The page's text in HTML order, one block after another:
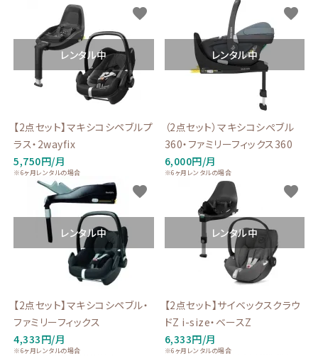
レンタル中
【2点セット】マキシコシペブルプ
ラス・2wayfix
5,750円/月
※6ヶ月レンタルの場合
favorite
レンタル中
（2点セット）マキシコシぺブル
360・ファミリーフィックス360
6,000円/月
※6ヶ月レンタルの場合
favorite
レンタル中
【2点セット】マキシコシペブル・
ファミリーフィックス
4,333円/月
※6ヶ月レンタルの場合
favorite
レンタル中
【2点セット】サイベックスクラウ
ドZ i-size・ベースZ
6,333円/月
※6ヶ月レンタルの場合
favorite